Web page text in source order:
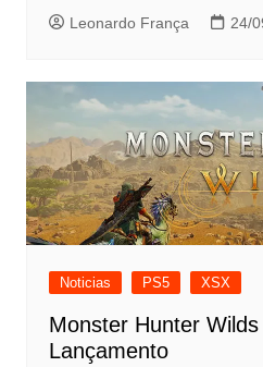
Leonardo França 24/
Noticias PS5 XSX
Monster Hunter
Lançamento